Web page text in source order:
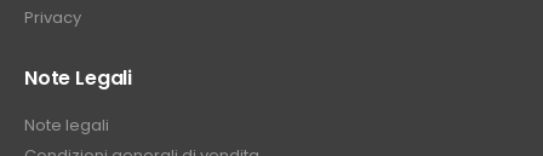
Privacy
Note Legali
Note legali